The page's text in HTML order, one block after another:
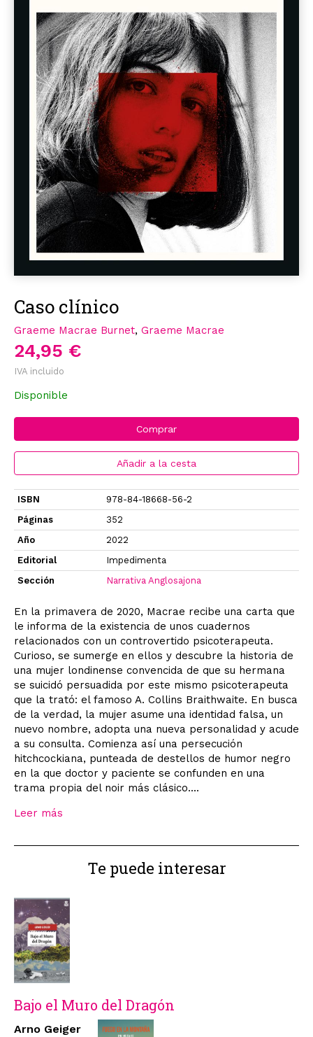
Caso clínico
Graeme Macrae Burnet, Graeme Macrae
24,95 €
IVA incluido
Disponible
Comprar
Añadir a la cesta
ISBN
978-84-18668-56-2
Páginas
352
Año
2022
Editorial
Impedimenta
Sección
Narrativa Anglosajona
En la primavera de 2020, Macrae recibe una carta que
le informa de la existencia de unos cuadernos
relacionados con un controvertido psicoterapeuta.
Curioso, se sumerge en ellos y descubre la historia de
una mujer londinense convencida de que su hermana
se suicidó persuadida por este mismo psicoterapeuta
que la trató: el famoso A. Collins Braithwaite. En busca
de la verdad, la mujer asume una identidad falsa, un
nuevo nombre, adopta una nueva personalidad y acude
a su consulta. Comienza así una persecución
hitchcockiana, punteada de destellos de humor negro
en la que doctor y paciente se confunden en una
trama propia del noir más clásico....
Leer más
Te puede interesar
Bajo el Muro del Dragón
Arno Geiger